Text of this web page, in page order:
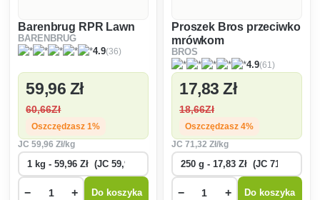
Barenbrug RPR Lawn
BARENBRUG
4.9(36)
59,96 Zł
60,66Zł
Oszczędzasz 1%
JC59,96 Zł/kg
− + Do koszyka
Proszek Bros przeciwko
mrówkom
BROS
4.9(61)
17,83 Zł
18,66Zł
Oszczędzasz 4%
JC 71,32 Zł/kg
− + Do koszyka